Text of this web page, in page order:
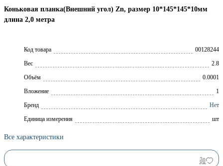
Коньковая планка(Внешний угол) Zn, размер 10*145*145*10мм
длина 2,0 метра
Код товара
00128244
Вес
2.8
Объём
0.0001
Вложение
1
Брeнд
Нет
Единица измерения
шт
Все характеристики